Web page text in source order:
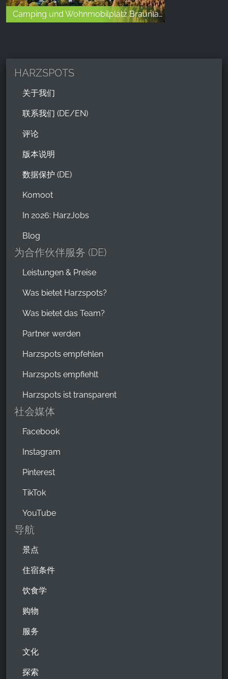
Camping und Wohnmobilplatz Braunlage
HARZSPOTS
关于我们
联系我们 (DE/EN)
评论
版本说明
数据保护 (DE)
Komoot
In 2026: HarzJobs
Blog
为合作伙伴服务 (DE)
Leistungen & Preise
Was bietet Harzspots?
Was bietet das Team?
Partner werden
Harzspots empfehlen
Harzspots empfiehlt
Harzspots ist transparent
社会媒体
Facebook
Instagram
Pinterest
TikTok
YouTube
导航
景点
住宿条件
饮食学
购物
服务
文化
探索